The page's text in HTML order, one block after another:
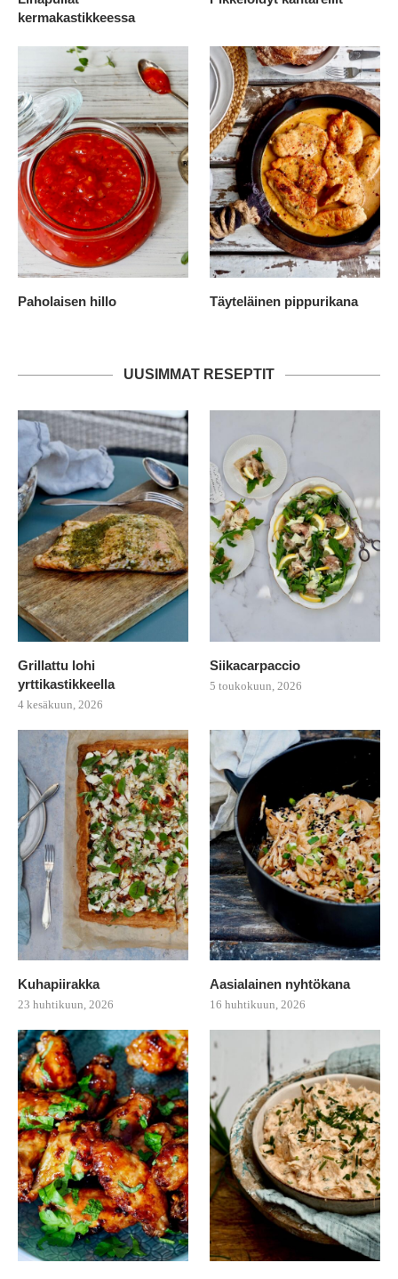
kermakastikkeessa
Paholaisen hillo Täyteläinen pippurikana
UUSIMMAT RESEPTIT
Grillattu lohi
yrttikastikkeella
4 kesäkuun, 2026
Siikacarpaccio
5 toukokuun, 2026
Kuhapiirakka
23 huhtikuun, 2026
Aasialainen nyhtökana
16 huhtikuun, 2026